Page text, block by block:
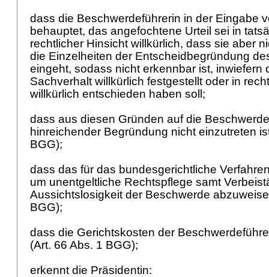
dass die Beschwerdeführerin in der Eingabe
behauptet, das angefochtene Urteil sei in
rechtlicher Hinsicht willkürlich, dass sie aber
die Einzelheiten der Entscheidbegründung
eingeht, sodass nicht erkennbar ist, inwiefern
Sachverhalt willkürlich festgestellt oder in
willkürlich entschieden haben soll;
dass aus diesen Gründen auf die
hinreichender Begründung nicht einzutreten
BGG);
dass das für das bundesgerichtliche
um unentgeltliche Rechtspflege samt
Aussichtslosigkeit der Beschwerde
BGG);
dass die Gerichtskosten der
(Art. 66 Abs. 1 BGG);
erkennt die Präsidentin: